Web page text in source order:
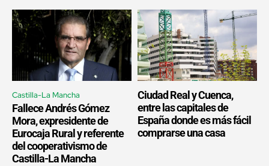
Castilla-La Mancha
Fallece Andrés Gómez
Mora, expresidente de
Eurocaja Rural y referente
del cooperativismo de
Castilla-La Mancha
Ciudad Real y Cuenca,
entre las capitales de
España donde es más fácil
comprarse una casa